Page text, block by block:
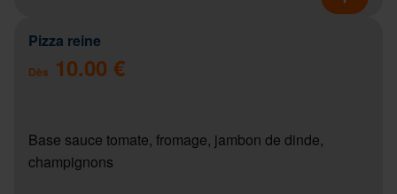
Pizza reine
Dès 10.00 €
Base sauce tomate, fromage, jambon de dinde,
champignons